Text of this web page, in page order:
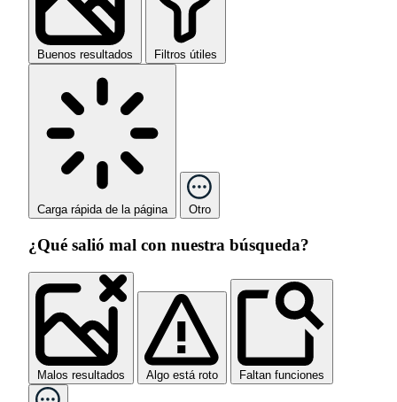
Buenos resultados Filtros útiles
Carga rápida de la página Otro
¿Qué salió mal con nuestra búsqueda?
Malos resultados Algo está roto Faltan funciones